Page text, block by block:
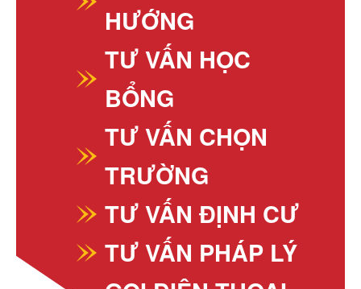
HƯỚNG
TƯ VẤN HỌC
BỔNG
TƯ VẤN CHỌN
TRƯỜNG
TƯ VẤN ĐỊNH CƯ
TƯ VẤN PHÁP LÝ